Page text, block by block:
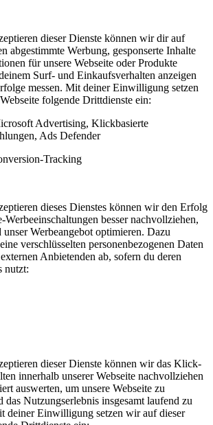
dieser Dienste können wir dir auf
abgestimmte Werbung, gesponserte Inhalte
für unsere Webseite oder Produkte
Surf- und Einkaufsverhalten anzeigen
messen. Mit deiner Einwilligung setzen
folgende Drittdienste ein:
Advertising, Klickbasierte
Ads Defender
Tracking
dieses Dienstes können wir den Erfolg
Werbeeinschaltungen besser nachvollziehen,
unser Werbeangebot optimieren. Dazu
verschlüsselten personenbezogenen Daten
Anbietenden ab, sofern du deren
nutzt:
dieser Dienste können wir das Klick-
innerhalb unserer Webseite nachvollziehen
auswerten, um unsere Webseite zu
das Nutzungserlebnis insgesamt laufend zu
deiner Einwilligung setzen wir auf dieser